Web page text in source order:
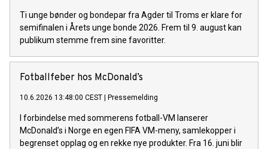
Ti unge bønder og bondepar fra Agder til Troms er klare for
semifinalen i Årets unge bonde 2026. Frem til 9. august kan
publikum stemme frem sine favoritter.
Fotballfeber hos McDonald’s
10.6.2026 13:48:00 CEST Pressemelding
I forbindelse med sommerens fotball-VM lanserer
McDonald’s i Norge en egen FIFA VM-meny, samlekopper i
begrenset opplag og en rekke nye produkter. Fra 16. juni blir